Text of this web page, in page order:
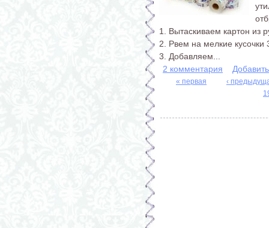
1. Вытаскиваем картон из
2. Рвем на мелкие кусочки
3. Добавляем...
2 комментария
« первая
‹